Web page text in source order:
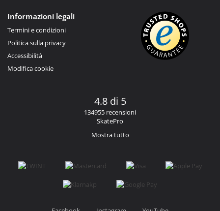
Informazioni legali
Termini e condizioni
Politica sulla privacy
Accessibilità
Modifica cookie
4.8 di 5
134955 recensioni
SkatePro
Mostra tutto